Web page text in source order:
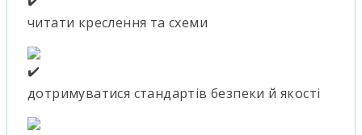
читати креслення та схеми
дотримуватися стандартів безпеки й якості